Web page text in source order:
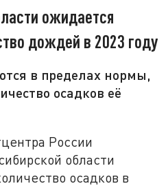
ожидается
дождей в 2023 году
в пределах нормы,
осадков её
России
области
осадков в